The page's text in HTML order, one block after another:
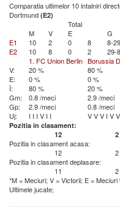
Comparatia ultimelor 10 intalniri
Dortmund (E2)
Total
M
V E G
E1
10 2 0 8 8-29
E2
10 8 0 2 29-8
1. FC Union Berlin Borussia
V:
20 % 80 %
E:
0 % 0 %
Î:
80 % 20 %
Gm:
0.8 /meci 2.9 /meci
Gp:
2.9 /meci 0.8 /meci
Uj:
I I I V I I VVV I VV
Pozitia in clasament:
12
2
Pozitia in clasament acasa:
12
2
Pozitia in clasament deplasare:
11
2
*M = Meciuri; V = Victorii; E =
Ultimele jucate;